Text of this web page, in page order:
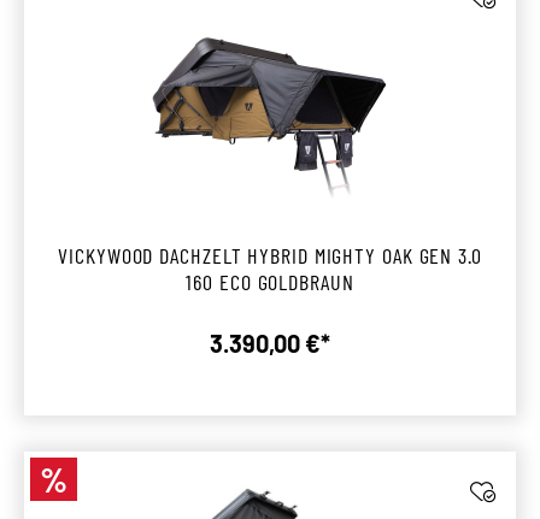
VICKYWOOD DACHZELT HYBRID MIGHTY OAK GEN 3.0
160 ECO GOLDBRAUN
Regulärer Preis:
3.390,00 €*
Rabatt
%